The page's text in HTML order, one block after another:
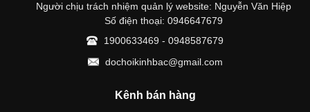
Người chịu trách nhiệm quản lý website: Nguyễn Văn Hiệp
Số điện thoại: 0946647679
1900633469 - 0948587679
dochoikinhbac@gmail.com
Kênh bán hàng